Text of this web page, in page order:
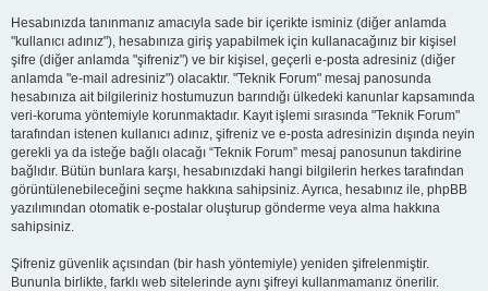
Hesabınızda tanınmanız amacıyla sade bir içerikte isminiz (diğer anlamda
"kullanıcı adınız"), hesabınıza giriş yapabilmek için kullanacağınız bir kişisel
şifre (diğer anlamda "şifreniz") ve bir kişisel, geçerli e-posta adresiniz (diğer
anlamda "e-mail adresiniz") olacaktır. "Teknik Forum" mesaj panosunda
hesabınıza ait bilgileriniz hostumuzun barındığı ülkedeki kanunlar kapsamında
veri-koruma yöntemiyle korunmaktadır. Kayıt işlemi sırasında "Teknik Forum"
tarafından istenen kullanıcı adınız, şifreniz ve e-posta adresinizin dışında neyin
gerekli ya da isteğe bağlı olacağı “Teknik Forum” mesaj panosunun takdirine
bağlıdır. Bütün bunlara karşı, hesabınızdaki hangi bilgilerin herkes tarafından
görüntülenebileceğini seçme hakkına sahipsiniz. Ayrıca, hesabınız ile, phpBB
yazılımından otomatik e-postalar oluşturup gönderme veya alma hakkına
sahipsiniz.
Şifreniz güvenlik açısından (bir hash yöntemiyle) yeniden şifrelenmiştir.
Bununla birlikte, farklı web sitelerinde aynı şifreyi kullanmamanız önerilir.